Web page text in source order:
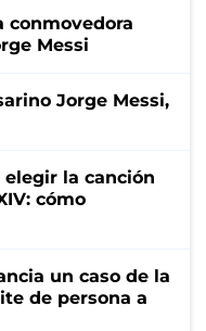
conmovedora
Messi
Jorge Messi,
elegir la canción
cómo
un caso de la
de persona a